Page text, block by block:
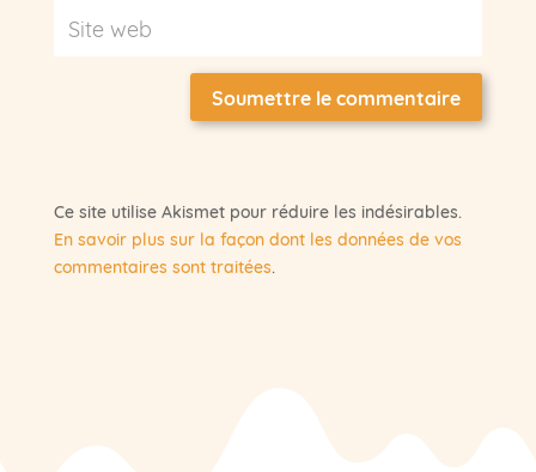
Soumettre le commentaire
Ce site utilise Akismet pour réduire les indésirables.
En savoir plus sur la façon dont les données de vos
commentaires sont traitées.